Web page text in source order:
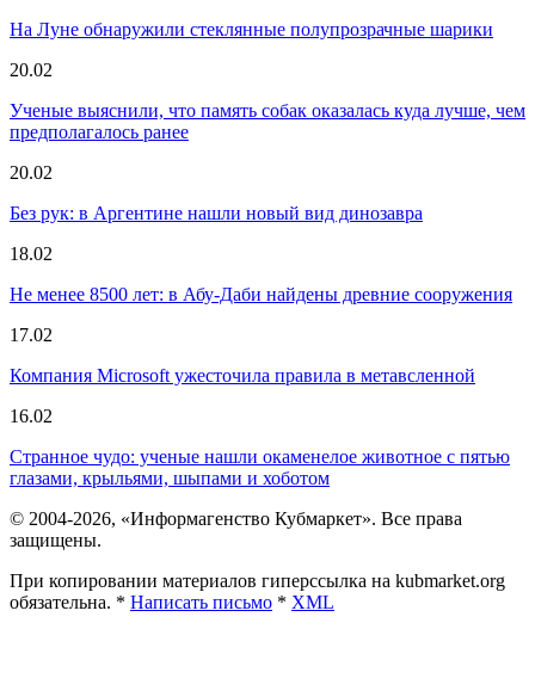
На Луне обнаружили стеклянные полупрозрачные шарики
20.02
Ученые выяснили, что память собак оказалась куда лучше, чем
предполагалось ранее
20.02
Без рук: в Аргентине нашли новый вид динозавра
18.02
Не менее 8500 лет: в Абу-Даби найдены древние сооружения
17.02
Компания Microsoft ужесточила правила в метавсленной
16.02
Странное чудо: ученые нашли окаменелое животное с пятью
глазами, крыльями, шыпами и хоботом
© 2004-2026, «Информагенство Кубмаркет». Все права
защищены.
При копировании материалов гиперссылка на kubmarket.org
обязательна. * Написать письмо * XML